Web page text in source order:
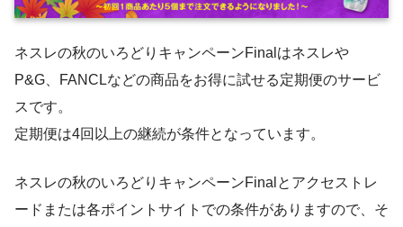
ネスレの秋のいろどりキャンペーンFinalはネスレや
P&G、FANCLなどの商品をお得に試せる定期便のサービ
スです。
定期便は4回以上の継続が条件となっています。
ネスレの秋のいろどりキャンペーンFinalとアクセストレ
ードまたは各ポイントサイトでの条件がありますので、そ